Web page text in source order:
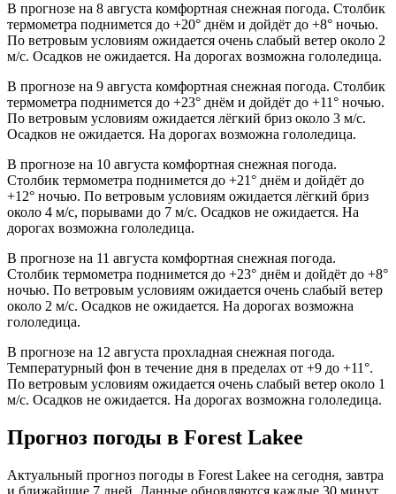
В прогнозе на 8 августа комфортная снежная погода. Столбик
термометра поднимется до +20° днём и дойдёт до +8° ночью.
По ветровым условиям ожидается очень слабый ветер около 2
м/с. Осадков не ожидается. На дорогах возможна гололедица.
В прогнозе на 9 августа комфортная снежная погода. Столбик
термометра поднимется до +23° днём и дойдёт до +11° ночью.
По ветровым условиям ожидается лёгкий бриз около 3 м/с.
Осадков не ожидается. На дорогах возможна гололедица.
В прогнозе на 10 августа комфортная снежная погода.
Столбик термометра поднимется до +21° днём и дойдёт до
+12° ночью. По ветровым условиям ожидается лёгкий бриз
около 4 м/с, порывами до 7 м/с. Осадков не ожидается. На
дорогах возможна гололедица.
В прогнозе на 11 августа комфортная снежная погода.
Столбик термометра поднимется до +23° днём и дойдёт до +8°
ночью. По ветровым условиям ожидается очень слабый ветер
около 2 м/с. Осадков не ожидается. На дорогах возможна
гололедица.
В прогнозе на 12 августа прохладная снежная погода.
Температурный фон в течение дня в пределах от +9 до +11°.
По ветровым условиям ожидается очень слабый ветер около 1
м/с. Осадков не ожидается. На дорогах возможна гололедица.
Прогноз погоды в Forest Lakeе
Актуальный прогноз погоды в Forest Lakeе на сегодня, завтра